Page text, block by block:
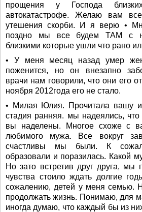
прощения у Господа
автокатастрофе. Желаю вам
утешения скорби. И я верю •
поздно мы все будем ТАМ с
близкими которые ушли что рано
• У меня месяц назад умер
поженится, но он внезапно
врачи нам говорили, что они его
ноября 2012года его не стало.
• Милая Юлия. Прочитала вашу
стадия ранняя. мы надеялись, что
вы наделены. Многое схоже с
любимого мужа. Все вокруг
счастливы мы были. К
образовали и поразилась. Какой
Но зато встретив друг друга, мы
чувства стоило ждать долгие
сожалению, детей у меня семью.
продолжать жизнь. Понимаю, для
иногда думаю, что каждый бы из